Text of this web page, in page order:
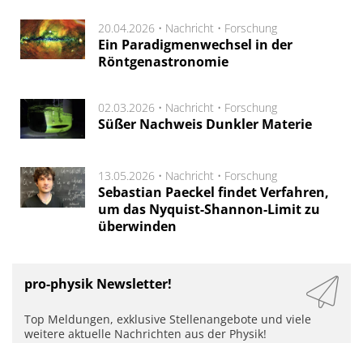
20.04.2026 • Nachricht • Forschung
Ein Paradigmenwechsel in der
Röntgenastronomie
02.03.2026 • Nachricht • Forschung
Süßer Nachweis Dunkler Materie
13.05.2026 • Nachricht • Forschung
Sebastian Paeckel findet Verfahren,
um das Nyquist-Shannon-Limit zu
überwinden
pro-physik Newsletter!
Top Meldungen, exklusive Stellenangebote und viele
weitere aktuelle Nachrichten aus der Physik!